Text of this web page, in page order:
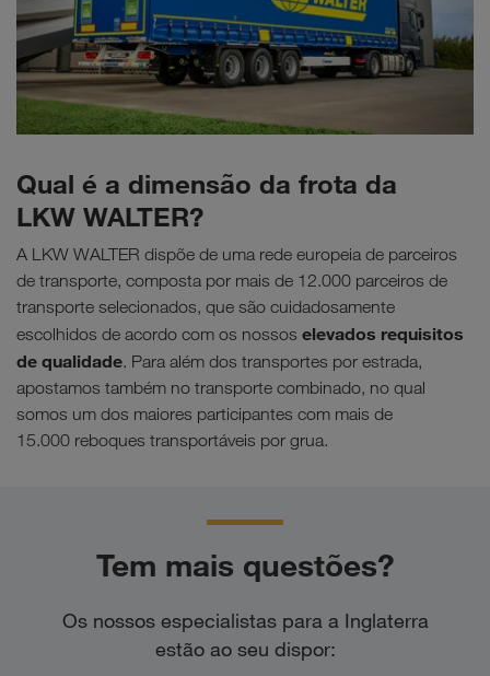
Qual é a dimensão da frota da
LKW WALTER?
A LKW WALTER dispõe de uma rede europeia de parceiros
de transporte, composta por mais de 12.000 parceiros de
transporte selecionados, que são cuidadosamente
escolhidos de acordo com os nossos elevados requisitos
de qualidade. Para além dos transportes por estrada,
apostamos também no transporte combinado, no qual
somos um dos maiores participantes com mais de
15.000 reboques transportáveis por grua.
Tem mais questões?
Os nossos especialistas para a Inglaterra
estão ao seu dispor: